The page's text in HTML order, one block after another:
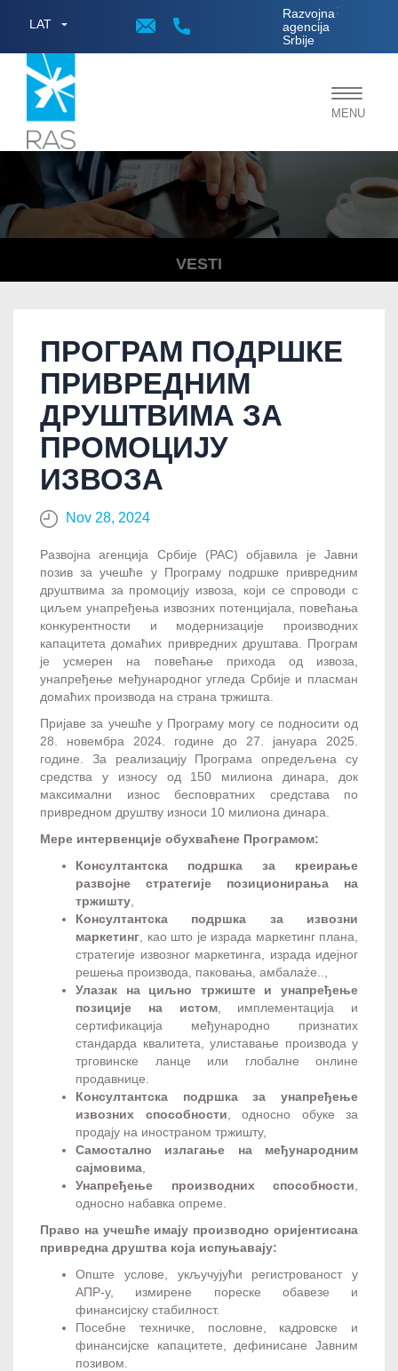
LAT
Razvojna
agencija
Srbije
;
Toggle
MENU
VESTI
ПРОГРАМ ПОДРШКЕ
ПРИВРЕДНИМ
ДРУШТВИМА ЗА
ПРОМОЦИЈУ
ИЗВОЗА
Nov 28, 2024
Развојна агенција Србије (РАС) објавила је Јавни
позив за учешће у Програму подршке привредним
друштвима за промоцију извоза, који се спроводи с
циљем унапређења извозних потенцијала, повећања
конкурентности и модернизације производних
капацитета домаћих привредних друштава. Програм
је усмерен на повећање прихода од извоза,
унапређење међународног угледа Србије и пласман
домаћих производа на страна тржишта.
Пријаве за учешће у Програму могу се подносити од
28. новембра 2024. године до 27. јануара 2025.
године. За реализацију Програма опредељена су
средства у износу од 150 милиона динара, док
максимални износ бесповратних средстава по
привредном друштву износи 10 милиона динара.
Мере интервенције обухваћене Програмом:
Консултантска подршка за креирање
развојне стратегије позиционирања на
тржишту
Консултантска подршка за извозни
маркетинг , као што је израда маркетинг плана,
стратегије извозног маркетинга, израда идејног
решења производа, паковања, амбалаżе..,
Улазак на циљно тржиште и унапређење
позиције на истом, имплементација и
сертификација међународно признатих
стандарда квалитета, улиставање производа у
трговинске ланце или глобалне онлине
продавнице.
Консултантска подршка за унапређење
извозних способности , односно обуке за
продају на иностраном тржишту,
Самостално излагање на међународним
сајмовима
Унапређење производних способности
односно набавка опреме.
Право на учешће имају производно оријентисана
привредна друштва која испуњавају:
Опште услове, укључујући регистрованост у
АПР-у, измирене пореске обавезе и
финансијску стабилност.
Посебне техничке, пословне, кадровске и
финансијске капацитете, дефинисане Јавним
позивом.